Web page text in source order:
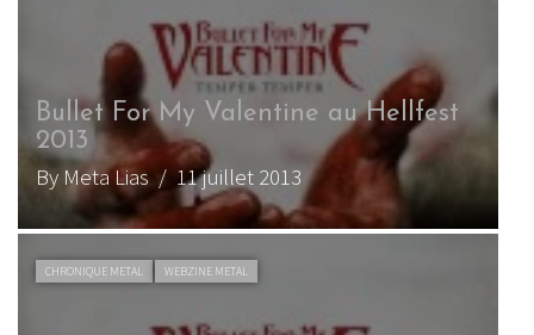
Bullet For My Valentine au Hellfest
2013
By Meta Lias/ 11 juillet 2013
CHRONIQUE METAL WEBZINE METAL